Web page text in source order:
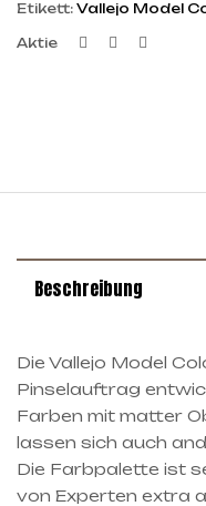
Etikett: Vallejo Model
Aktie Facebook
Twitter
Beschreibung
Die Vallejo Model
Pinselauftrag
Farben mit matter
lassen sich auch
Die Farbpalette ist
von Experten extra